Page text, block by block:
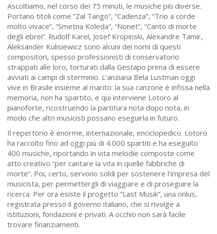
Ascoltiamo, nel corso dei 75 minuti, le musiche più diverse.
Portano titoli come “Zal Tango”, “Cadenza”, “Trio a corde
molto vivace”, “Smetna Koleda”, “Nonet”, “Canto di morte
degli ebrei”. Rudolf Karel, Josef Kropinski, Alexandre Tamir,
Aleksander Kulisiewicz sono alcuni dei nomi di questi
compositori, spesso professionisti di conservatorio
strappati alle loro, torturati dalla Gestapo prima di essere
avviati ai campi di sterminio. L’anziana Bela Lustman oggi
vive in Brasile insieme al marito: la sua canzone è infissa nella
memoria, non ha spartito, e qui interviene Lotoro al
pianoforte, ricostruendo la partitura nota dopo nota, in
modo che altri musicisti possano eseguirla in futuro.
Il repertorio è enorme, internazionale, enciclopedico. Lotoro
ha raccolto fino ad oggi più di 4.000 spartiti e ha eseguito
400 musiche, riportando in vita melodie composte come
atto creativo “per cantare la vita in quelle fabbriche di
morte”. Poi, certo, servono soldi per sostenere l’impresa del
musicista, per permettergli di viaggiare e di proseguire la
ricerca. Per ora esiste il progetto “Last Musik”, una onlus,
registrata presso il governo italiano, che si rivolge a
istituzioni, fondazioni e privati. A occhio non sarà facile
trovare finanziamenti.